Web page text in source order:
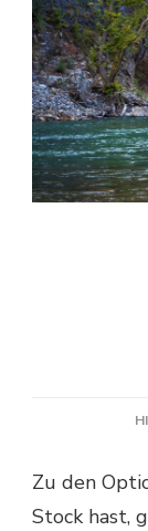
Zu den
Stock hast,